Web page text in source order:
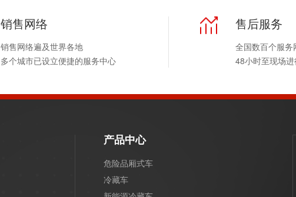
销售网络
销售网络遍及世界各地
多个城市已设立便捷的服务中心
售后服务
全国数百个服务
48小时至现场
产品中心
危险品厢式车
冷藏车